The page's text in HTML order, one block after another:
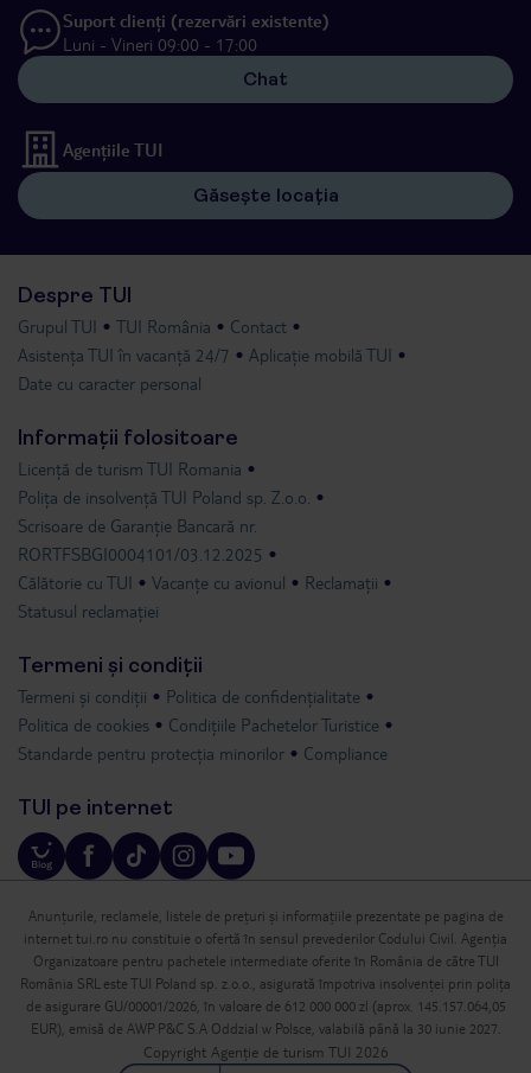
Suport clienți (rezervări existente)
Luni - Vineri 09:00 - 17:00
Chat
Agențiile TUI
Găsește locația
Despre TUI
Grupul TUI TUI România
Contact
Asistența TUI în vacanță 24/7
Aplicație mobilă TUI
Date cu caracter personal
Informații folositoare
Licență de turism TUI Romania
Polița de insolvență TUI Poland sp. Z.o.o.
Scrisoare de Garanție Bancară nr.
RORTFSBGI0004101/03.12.2025
Călătorie cu TUI
Vacanțe cu avionul
Reclamații
Statusul reclamației
Termeni și condiții
Termeni și condiții
Politica de confidențialitate
Politica de cookies
Condițiile Pachetelor Turistice
Standarde pentru protecția minorilor
Compliance
TUI pe internet
Anunțurile, reclamele, listele de prețuri și informațiile prezentate pe pagina de
internet tui.ro nu constituie o ofertă în sensul prevederilor Codului Civil. Agenția
Organizatoare pentru pachetele intermediate oferite în România de către TUI
România SRL este TUI Poland sp. z.o.o., asigurată împotriva insolvenței prin polița
de asigurare GU/00001/2026, în valoare de 612 000 000 zl (aprox. 145.157.064,05
EUR), emisă de AWP P&C S.A Oddzial w Polsce, valabilă până la 30 iunie 2027.
Copyright Agenție de turism TUI 2026